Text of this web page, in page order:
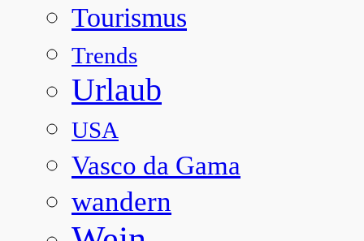
Tourismus
Trends
Urlaub
USA
Vasco da Gama
wandern